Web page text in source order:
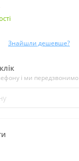
Знайшли дешевше?
і ми передзвонимо